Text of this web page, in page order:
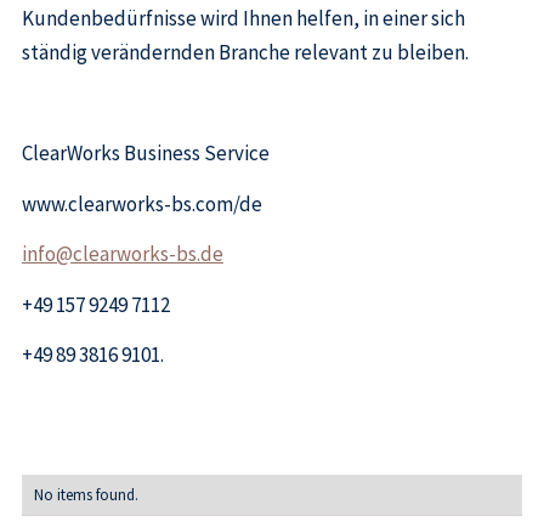
Kundenbedürfnisse wird Ihnen helfen, in einer sich
ständig verändernden Branche relevant zu bleiben.
ClearWorks Business Service
www.clearworks-bs.com/de
info@clearworks-bs.de
+49 157 9249 7112
+49 89 3816 9101.
No items found.